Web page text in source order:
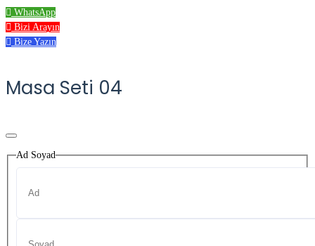
WhatsApp
Bizi Arayın
Bize Yazın
Masa Seti 04
Ad Soyad
İlk